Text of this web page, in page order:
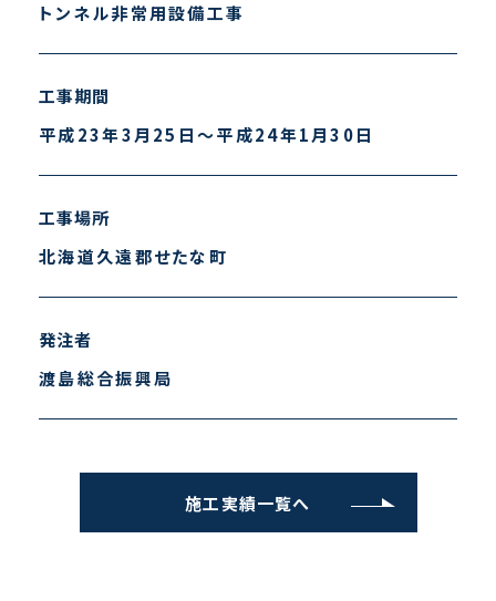
トンネル非常用設備工事
工事期間
平成23年3月25日～平成24年1月30日
工事場所
北海道久遠郡せたな町
発注者
渡島総合振興局
施工実績一覧へ